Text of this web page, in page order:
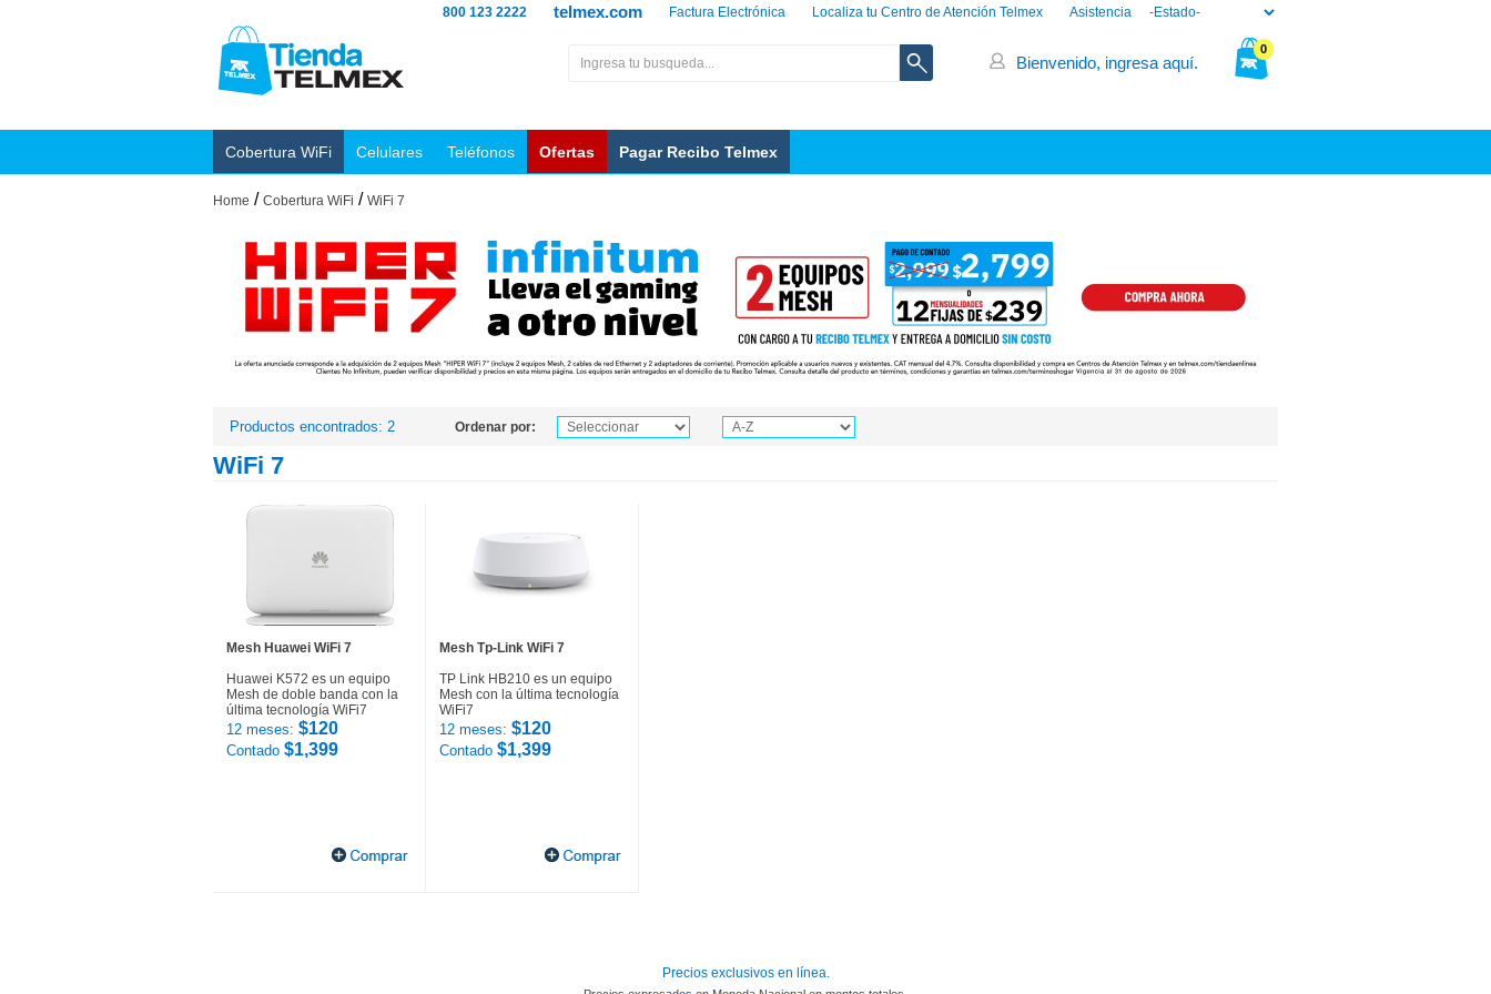
Asistencia
Localiza tu Centro de Atención Telmex
Factura Electrónica
telmex.com
800 123 2222
0
Bienvenido, ingresa aquí.
Cobertura WiFi Celulares Teléfonos Ofertas Pagar Recibo Telmex
Home / Cobertura WiFi / WiFi 7
Productos encontrados: 2 Ordenar por:
WiFi 7
Mesh Huawei WiFi 7
Huawei K572 es un equipo
Mesh de doble banda con la
última tecnología WiFi7
12 meses: $120
Contado $1,399
Mesh Tp-Link WiFi 7
TP Link HB210 es un equipo
Mesh con la última tecnología
WiFi7
12 meses: $120
Contado $1,399
Precios exclusivos en línea.